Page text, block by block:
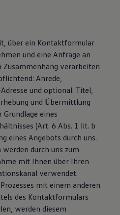
über ein Kontaktformular
und eine Anfrage an
Zusammenhang verarbeiten
Anrede,
und optional: Titel,
und Übermittlung
eines
(Art. 6 Abs. 1 lit. b
eines Angebots durch uns.
durch uns zum
mit Ihnen über Ihren
verwendet.
mit einem anderen
des Kontaktformulars
werden diesem